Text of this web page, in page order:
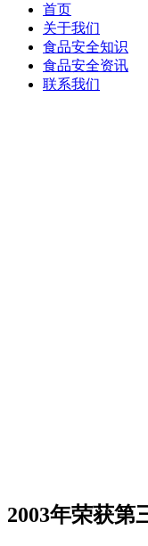
首页
关于我们
食品安全知识
食品安全资讯
联系我们
2003年荣获第